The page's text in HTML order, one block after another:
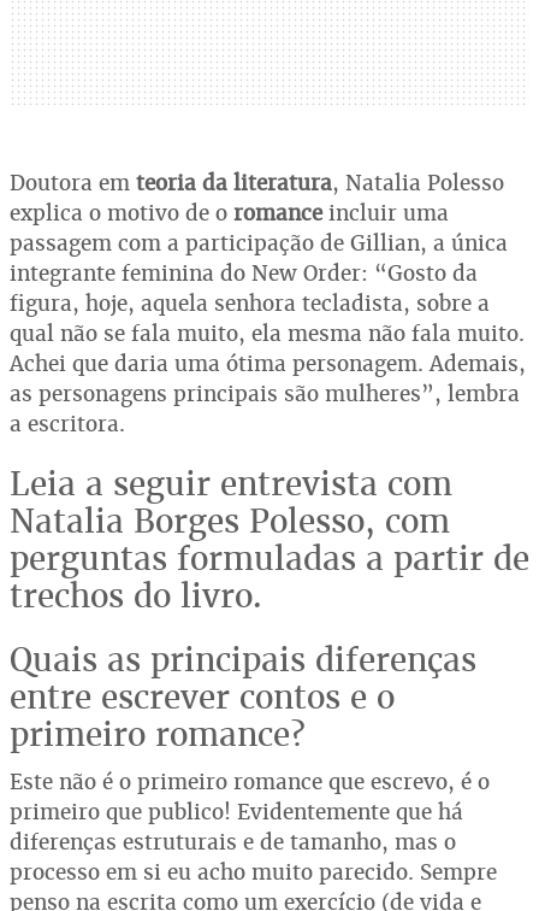
Doutora em teoria da literatura, Natalia Polesso
explica o motivo de o romanceincluir uma
passagem com a participação de Gillian, a única
integrante feminina do New Order: “Gosto da
figura, hoje, aquela senhora tecladista, sobre a
qual não se fala muito, ela mesma não fala muito.
Achei que daria uma ótima personagem. Ademais,
as personagens principais são mulheres”, lembra
a escritora.
Leia a seguir entrevista com
Natalia Borges Polesso, com
perguntas formuladas a partir de
trechos do livro.
Quais as principais diferenças
entre escrever contos e o
primeiro romance?
Este não é o primeiro romance que escrevo, é o
primeiro que publico! Evidentemente que há
diferenças estruturais e de tamanho, mas o
processo em si eu acho muito parecido. Sempre
penso na escrita como um exercício (de vida e